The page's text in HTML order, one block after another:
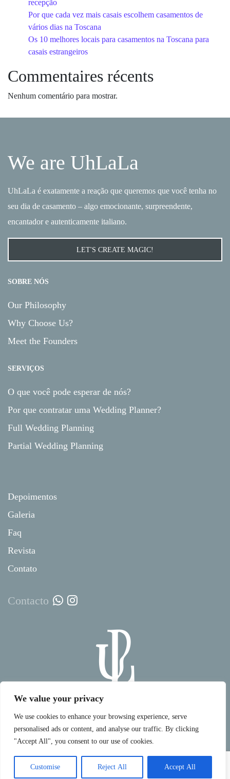
We value your privacy
We use cookies to enhance your browsing experience, serve
personalised ads or content, and analyse our traffic. By clicking
"Accept All", you consent to our use of cookies.
Customise Reject All Accept All
recepção
Por que cada vez mais casais escolhem casamentos de
vários dias na Toscana
Os 10 melhores locais para casamentos na Toscana para
casais estrangeiros
Commentaires récents
Nenhum comentário para mostrar.
We are UhLaLa
UhLaLa é exatamente a reação que queremos que você tenha no
seu dia de casamento – algo emocionante, surpreendente,
encantador e autenticamente italiano.
LET'S CREATE MAGIC!
SOBRE NÓS
Our Philosophy
Why Choose Us?
Meet the Founders
SERVIÇOS
O que você pode esperar de nós?
Por que contratar uma Wedding Planner?
Full Wedding Planning
Partial Wedding Planning
Depoimentos
Galeria
Faq
Revista
Contato
Contacto
hello@uhlala-events.com
© Copyright 2025 UhLaLa Weddings and Events –
Toscana, Itália. Todos os direitos reservados.
Política de
Privacidade
|
Termos e
condições
fotos
Need help? Talk to us on Whatsapp!